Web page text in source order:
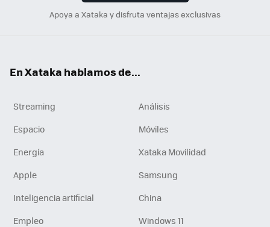
Apoya a Xataka y disfruta ventajas exclusivas
En Xataka hablamos de...
Streaming
Análisis
Espacio
Móviles
Energía
Xataka Movilidad
Apple
Samsung
Inteligencia artificial
China
Empleo
Windows 11